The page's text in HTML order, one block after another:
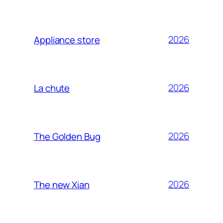
Appliance store 2026
La chute 2026
The Golden Bug 2026
The new Xian 2026